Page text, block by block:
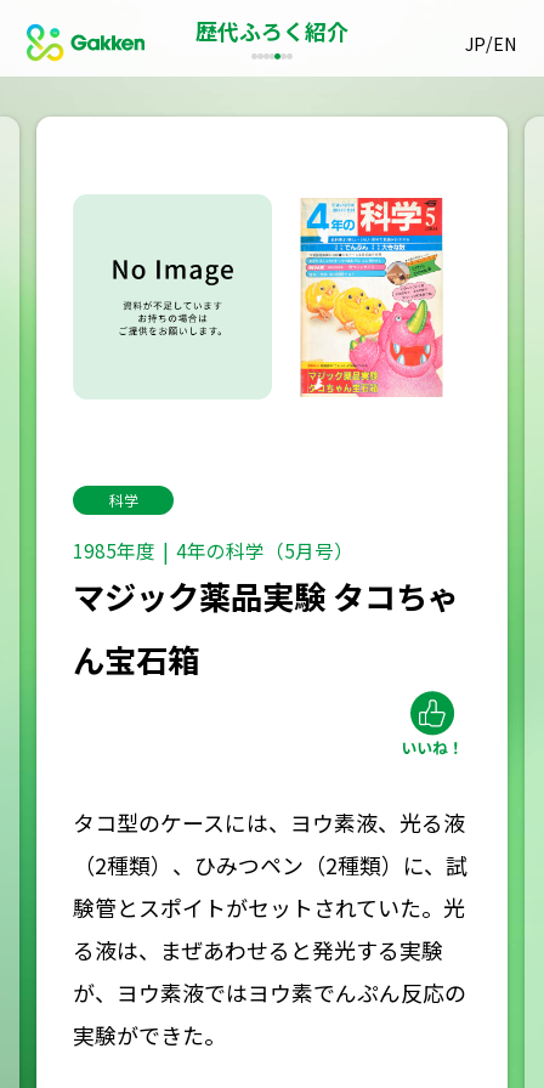
JP/EN
歴代ふろく紹介
科学
1985年度 4年の科学（5月号）
マジック薬品実験 タコちゃ
ん宝石箱
タコ型のケースには、ヨウ素液、光る液
（2種類）、ひみつペン（2種類）に、試
験管とスポイトがセットされていた。光
る液は、まぜあわせると発光する実験
が、ヨウ素液ではヨウ素でんぷん反応の
実験ができた。